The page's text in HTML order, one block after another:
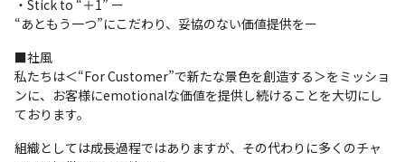
・Stick to “＋1” ー
“あともう一つ”にこだわり、妥協のない価値提供をー
■社風
私たちは＜“For Customer”で新たな景色を創造する＞をミッショ
ンに、お客様にemotionalな価値を提供し続けることを大切にし
ております。
組織としては成長過程ではありますが、その代わりに多くのチャ